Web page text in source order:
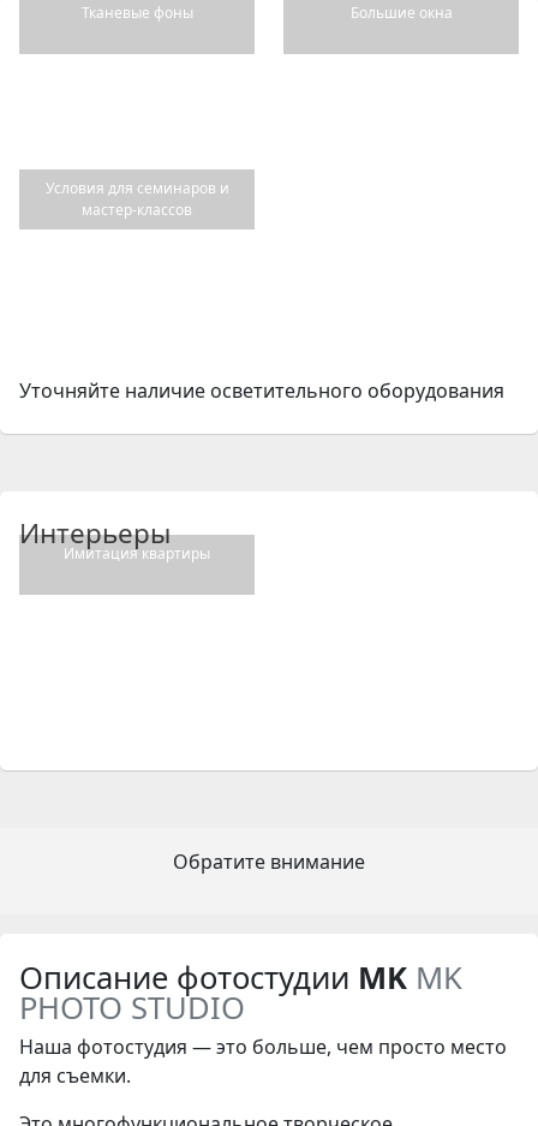
Тканевые фоны Большие окна
Условия для семинаров и
мастер-классов
Уточняйте наличие осветительного оборудования
Интерьеры
Имитация квартиры
Обратите внимание
Описание фотостудии MK MK
PHOTO STUDIO
Наша фотостудия — это больше, чем просто место
для съемки.